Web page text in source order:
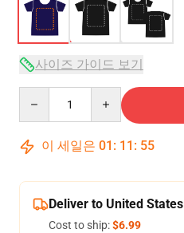
사이즈 가이드 보기
이 세일은 01 : 11 : 54
Deliver to United States
Cost to ship:$6.99